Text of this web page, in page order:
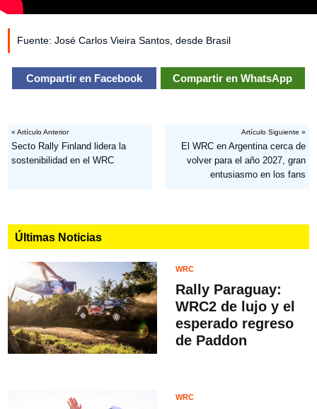
Fuente: José Carlos Vieira Santos, desde Brasil
Compartir en Facebook Compartir en WhatsApp
« Artículo Anterior
Secto Rally Finland lidera la
sostenibilidad en el WRC
Artículo Siguiente »
El WRC en Argentina cerca de
volver para el año 2027, gran
entusiasmo en los fans
Últimas Noticias
WRC
Rally Paraguay:
WRC2 de lujo y el
esperado regreso
de Paddon
WRC